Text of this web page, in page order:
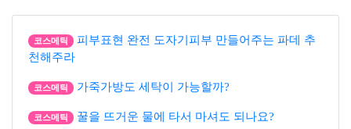
코스메틱
피부표현 완전 도자기피부 만들어주는 파데 추
천해주라
코스메틱 가죽가방도 세탁이 가능할까?
코스메틱 꿀을 뜨거운 물에 타서 마셔도 되나요?